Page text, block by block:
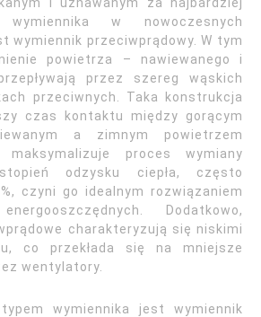
w nowoczesnych
wymiennik przeciwprądowy. W tym
powietrza – nawiewanego i
przez szereg wąskich
przeciwnych. Taka konstrukcja
czas kontaktu między gorącym
a zimnym powietrzem
maksymalizuje proces wymiany
odzysku ciepła, często
czyni go idealnym rozwiązaniem
Dodatkowo,
charakteryzują się niskimi
co przekłada się na mniejsze
wentylatory.
wymiennika jest wymiennik